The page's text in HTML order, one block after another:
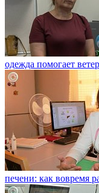
одежда помогает
печени: как вовремя